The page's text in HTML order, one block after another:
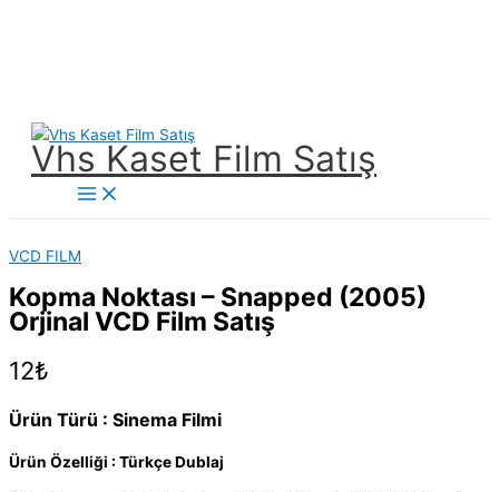
İçeriğe
Vhs Kaset Film Satış
Main
Menu
VCD FILM
Kopma Noktası – Snapped (2005)
Orjinal VCD Film Satış
12₺
Ürün Türü : Sinema Filmi
Ürün Özelliği : Türkçe Dublaj